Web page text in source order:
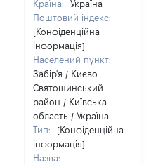
Країна:
Україна
Поштовий індекс:
[Конфіденційна
інформація]
Населений пункт:
Забір'я / Києво-
Святошинський
район / Київська
область / Україна
Тип:
[Конфіденційна
інформація]
Назва: